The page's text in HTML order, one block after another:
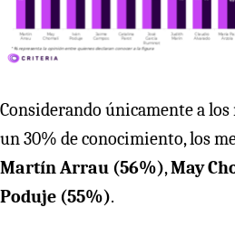
Considerando únicamente a
un 30% de conocimiento, los
Martín Arrau (56%),May
Poduje (55%).